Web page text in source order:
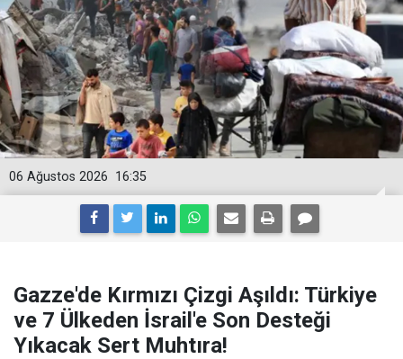
16:35
06 Ağustos 2026
Gazze'de Kırmızı Çizgi Aşıldı: Türkiye
ve 7 Ülkeden İsrail'e Son Desteği
Yıkacak Sert Muhtıra!